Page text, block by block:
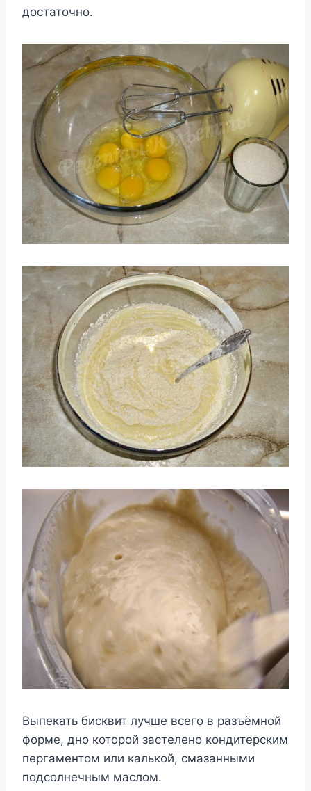
достаточно.
Выпекать бисквит лучше всего в разъёмной
форме, дно которой застелено кондитерским
пергаментом или калькой, смазанными
подсолнечным маслом.